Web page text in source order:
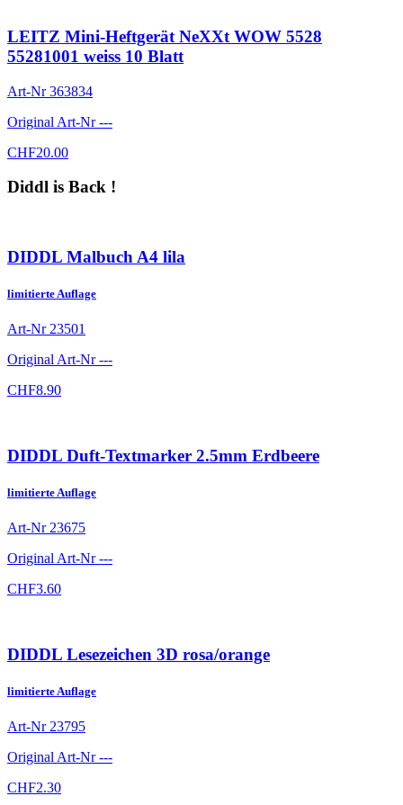
LEITZ Mini-Heftgerät NeXXt WOW 5528
55281001 weiss 10 Blatt
Art-Nr363834
Original Art-Nr---
CHF20.00
Diddl is Back !
DIDDL Malbuch A4 lila
limitierte Auflage
Art-Nr 23501
Original Art-Nr---
CHF8.90
DIDDL Duft-Textmarker 2.5mm Erdbeere
limitierte Auflage
Art-Nr 23675
Original Art-Nr---
CHF3.60
DIDDL Lesezeichen 3D rosa/orange
limitierte Auflage
Art-Nr 23795
Original Art-Nr---
CHF2.30